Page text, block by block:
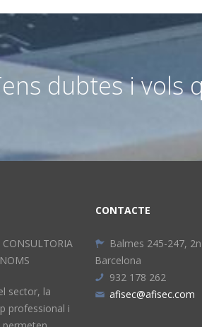
dubtes i vols
CONSULTORIA
sector, la
professional i
CONTACTE
Balmes 245-247,
Barcelona
932 178 262
afisec@afisec.com